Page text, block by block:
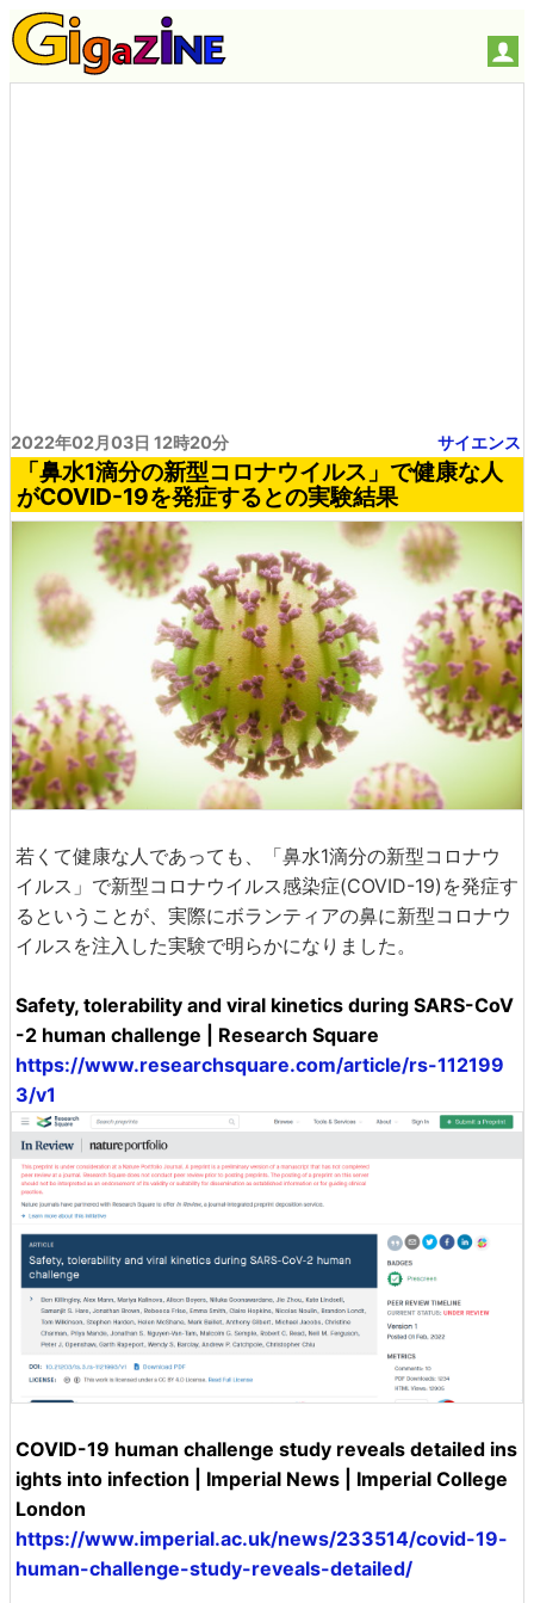
2022年02月03日 12時20分 サイエンス
「鼻水1滴分の新型コロナウイルス」で健康な人
がCOVID-19を発症するとの実験結果
若くて健康な人であっても、「鼻水1滴分の新型コロナウ
イルス」で新型コロナウイルス感染症(COVID-19)を発症す
るということが、実際にボランティアの鼻に新型コロナウ
イルスを注入した実験で明らかになりました。
Safety, tolerability and viral kinetics during SARS-CoV
-2 human challenge | Research Square
https://www.researchsquare.com/article/rs-112199
3/v1
COVID-19 human challenge study reveals detailed ins
ights into infection | Imperial News | Imperial College
London
https://www.imperial.ac.uk/news/233514/covid-19-
human-challenge-study-reveals-detailed/